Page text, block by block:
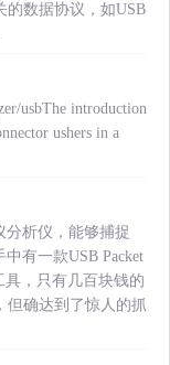
的数据协议，如USB
usbThe introduction
ushers in a
分析仪，能够捕捉
有一款USB Packet
具，只有几百块钱的
但确达到了惊人的抓